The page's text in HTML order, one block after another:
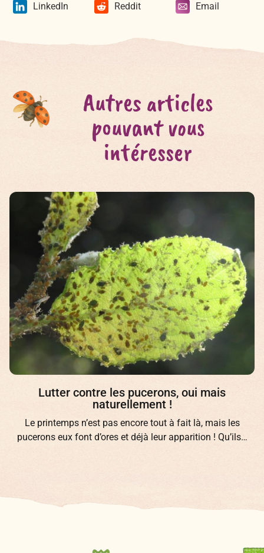
LinkedIn Reddit Email
Autres articles
pouvant vous
intéresser
Lutter contre les pucerons, oui mais
naturellement !
Le printemps n’est pas encore tout à fait là, mais les
pucerons eux font d’ores et déjà leur apparition ! Qu’ils…